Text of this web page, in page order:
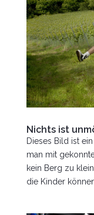
Nichts ist
Dieses Bild ist
man mit
kein Berg zu
die Kinder